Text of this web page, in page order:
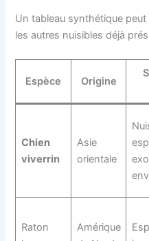
Un tableau synthétique
les autres nuisibles déjà
Espèce Origine
Chien
viverrin
Asie
orientale
Raton
Amérique